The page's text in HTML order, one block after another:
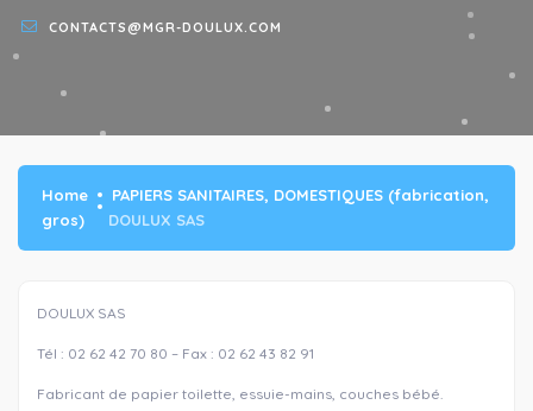
CONTACTS@MGR-DOULUX.COM
Home
PAPIERS SANITAIRES, DOMESTIQUES (fabrication,
gros)
DOULUX SAS
DOULUX SAS
Tél : 02 62 42 70 80 – Fax : 02 62 43 82 91
Fabricant de papier toilette, essuie-mains, couches bébé.